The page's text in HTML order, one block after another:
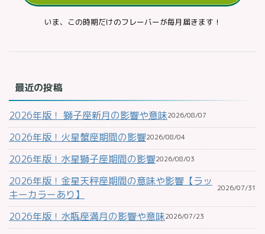
いま、この時期だけのフレーバーが毎月届きます！
最近の投稿
2026年版！ 獅子座新月の影響や意味2026/08/07
2026年版！火星蟹座期間の影響2026/08/04
2026年版！水星獅子座期間の影響2026/08/03
2026年版！金星天秤座期間の意味や影響【ラッ
キーカラーあり】
2026/07/31
2026年版！水瓶座満月の影響や意味2026/07/23